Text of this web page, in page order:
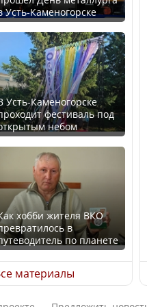
интеллект
включили в
программу
Казахстане стало
получить
на
Орталық Азия
арасында әл-ауқат
көш бастады
Усть-Каменогорске
Усть-Каменогорске
фестиваль под
небом
хобби жителя ВКО
в
по планете
материалы